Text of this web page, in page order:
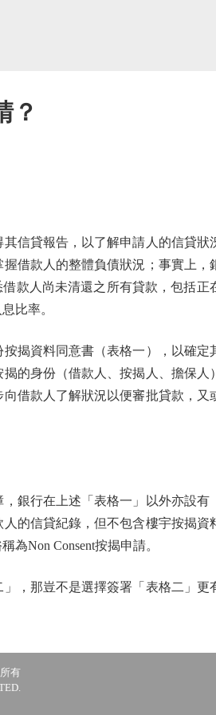
？
貸報告，以了解申請人的信貸狀
借款人的整體負債狀況；事實上，
款人尚未清還之所有貸款，包括正
比率。
揭資料同意書（表格一），以確定
的身份（借款人、按揭人、擔保人
借款人了解狀況以便審批貸款，又
行在上述「表格一」以外亦設有
的信貸紀錄，但不包含樓宇按揭資
Non Consent按揭申請。
，那豈不是選擇簽署「表格二」更
有